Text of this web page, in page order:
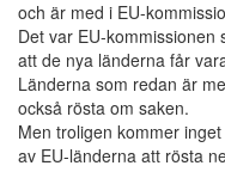
och är med i EU-
Det var EU-kommissionen
att de nya länderna får
Länderna som redan är
också rösta om saken.
Men troligen kommer inget
av EU-länderna att rösta